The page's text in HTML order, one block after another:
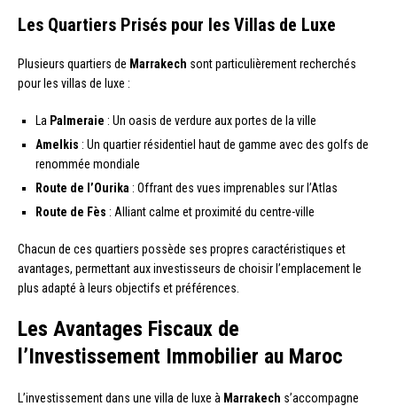
Les Quartiers Prisés pour les Villas de Luxe
Plusieurs quartiers de Marrakech sont particulièrement recherchés
pour les villas de luxe :
La Palmeraie : Un oasis de verdure aux portes de la ville
Amelkis : Un quartier résidentiel haut de gamme avec des golfs de
renommée mondiale
Route de l’Ourika : Offrant des vues imprenables sur l’Atlas
Route de Fès : Alliant calme et proximité du centre-ville
Chacun de ces quartiers possède ses propres caractéristiques et
avantages, permettant aux investisseurs de choisir l’emplacement le
plus adapté à leurs objectifs et préférences.
Les Avantages Fiscaux de
l’Investissement Immobilier au Maroc
L’investissement dans une villa de luxe à Marrakech s’accompagne